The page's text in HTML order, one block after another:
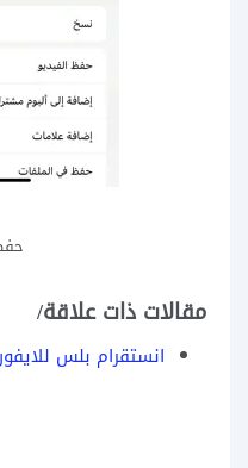
مقالات ذات علاقة/
انستقرام بلس